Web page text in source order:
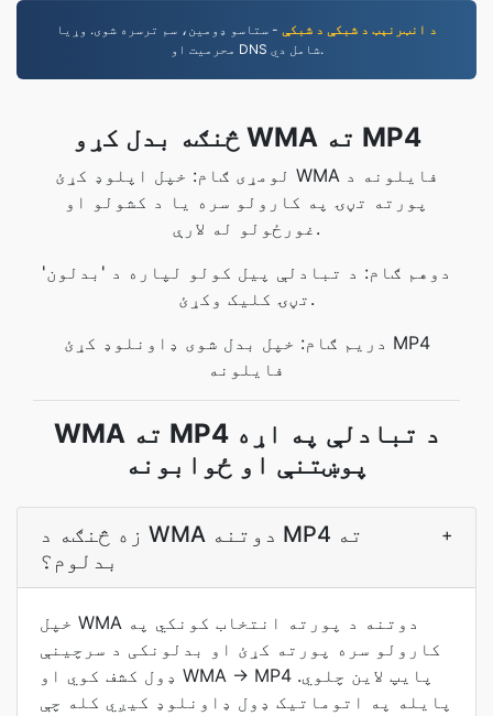
د انټرنېټ د شبکې د شبکې - ستاسو ډومین، سم ترسره شوی. وړیا
محرمیت او DNS شامل دي.
څنګه بدل کړو WMA ته MP4
لومړی ګام: خپل اپلوډ کړئ WMA فایلونه د
پورته تڼۍ په کارولو سره یا د کشولو او
غورځولو له لارې.
دوهم ګام: د تبادلې پیل کولو لپاره د 'بدلون'
تڼۍ کلیک وکړئ.
دریم ګام: خپل بدل شوی ډاونلوډ کړئ MP4
فایلونه
WMA ته MP4 د تبادلې په اړه
پوښتنې او ځوابونه
زه څنګه د WMA دوتنه MP4 ته
بدلوم؟
+
خپل WMA دوتنه د پورته انتخاب کونکي په
کارولو سره پورته کړئ او بدلونکی د سرچینې
ډول کشف کوي او WMA → MP4 پایپ لاین چلوي.
پایله په اتوماتيک ډول ډاونلوډ کیږي کله چې